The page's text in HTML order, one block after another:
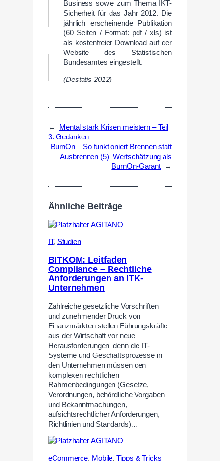
Business sowie zum Thema IKT-
Sicherheit für das Jahr 2012. Die
jährlich erscheinende Publikation
(60 Seiten / Format: pdf / xls) ist
als kostenfreier Download auf der
Website des Statistischen
Bundesamtes eingestellt.
(Destatis 2012)
←
Mental stark Krisen meistern – Teil
3: Gedanken
BurnOn – So funktioniert Brennen statt
Ausbrennen (5): Wertschätzung als
BurnOn-Garant
→
Ähnliche Beiträge
IT, Studien
BITKOM: Leitfaden
Compliance – Rechtliche
Anforderungen an ITK-
Unternehmen
Zahlreiche gesetzliche Vorschriften
und zunehmender Druck von
Finanzmärkten stellen Führungskräfte
aus der Wirtschaft vor neue
Herausforderungen, denn die IT-
Systeme und Geschäftsprozesse in
den Unternehmen müssen den
komplexen rechtlichen
Rahmenbedingungen (Gesetze,
Verordnungen, behördliche Vorgaben
und Bekanntmachungen,
aufsichtsrechtlicher Anforderungen,
Richtlinien und Standards)…
eCommerce, Mobile,Tipps & Tricks